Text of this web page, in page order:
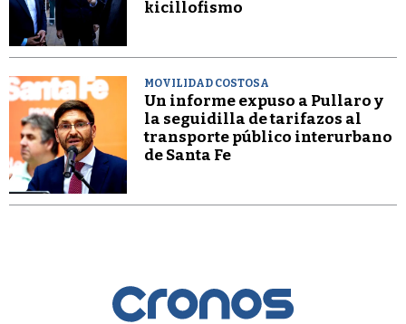
kicillofismo
MOVILIDAD COSTOSA
Un informe expuso a Pullaro y
la seguidilla de tarifazos al
transporte público interurbano
de Santa Fe